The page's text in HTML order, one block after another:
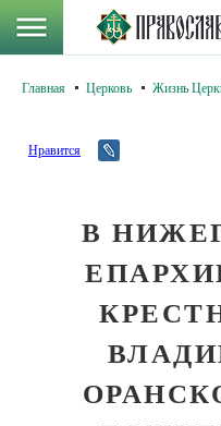
Главная Церковь Жизнь
Нравится
В